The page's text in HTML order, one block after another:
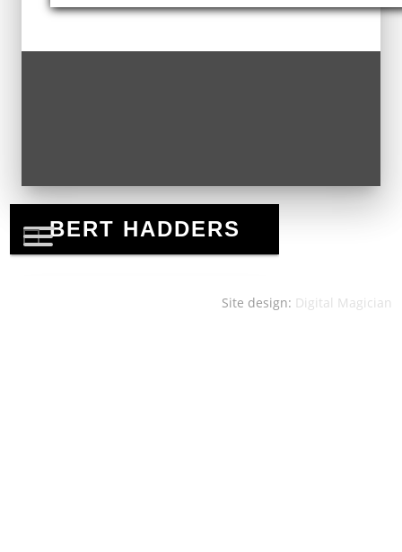
Site design: Digital Magician